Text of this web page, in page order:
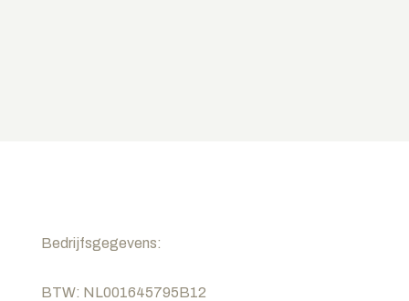
Bedrijfsgegevens:
BTW: NL001645795B12